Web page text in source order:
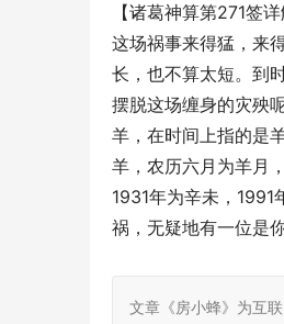
【诸葛神算第271签详
这场祸事来得猛，来
长，也不算太短。到
摆脱这场缠身的灾殃
羊，在时间上指的是
羊，农历六月为羊月
1931年为辛未，
祸，无疑地有一位是
文章《房小蜂》为互